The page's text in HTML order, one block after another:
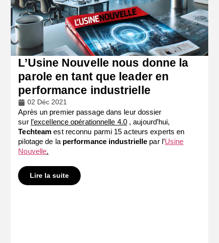
L’Usine Nouvelle nous donne la
parole en tant que leader en
performance industrielle
02 Déc 2021
Après un premier passage dans leur dossier
sur l’excellence opérationnelle 4.0 , aujourd’hui,
Techteam est reconnu parmi 15 acteurs experts en
pilotage de la performance industrielle par l’Usine
Nouvelle.
Lire la suite